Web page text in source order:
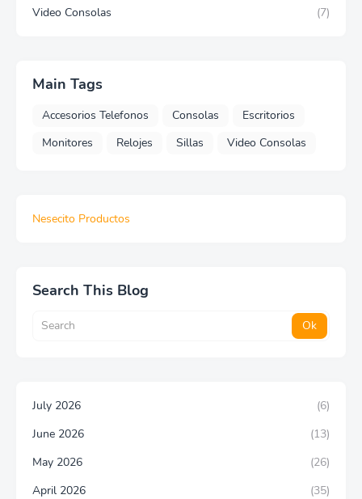
Video Consolas
(7)
Main Tags
Accesorios Telefonos Consolas
Escritorios
Monitores
Relojes Sillas Video Consolas
Nesecito Productos
Search This Blog
July 2026
(6)
June 2026
(13)
May 2026
(26)
April 2026
(35)